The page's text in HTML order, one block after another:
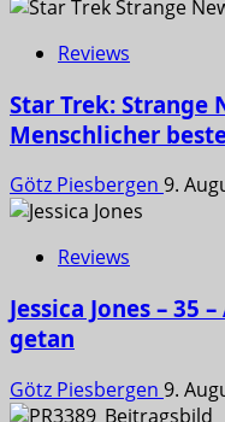
Reviews
Star Trek: Strange
Menschlicher
Götz Piesbergen 9.
Reviews
Jessica Jones – 35
getan
Götz Piesbergen 9.